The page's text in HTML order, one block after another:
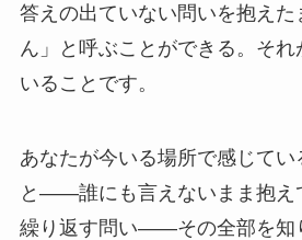
答えの出ていない問いを抱えた
ん」と呼ぶことができる。そ
いることです。
あなたが今いる場所で感じてい
と——誰にも言えないまま抱え
繰り返す問い——その全部を知